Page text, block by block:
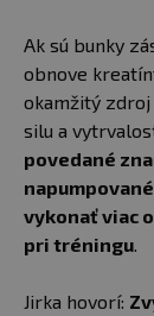
Ak sú bunky
obnove
okamžitý zdroj
silu a
povedané
vykonať viac
pri tréningu
Jirka hovorí: